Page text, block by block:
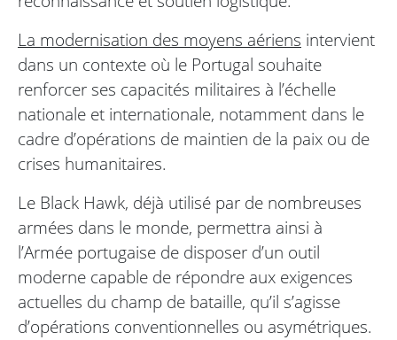
La modernisation des moyens aériens intervient
dans un contexte où le Portugal souhaite
renforcer ses capacités militaires à l’échelle
nationale et internationale, notamment dans le
cadre d’opérations de maintien de la paix ou de
crises humanitaires.
Le Black Hawk, déjà utilisé par de nombreuses
armées dans le monde, permettra ainsi à
l’Armée portugaise de disposer d’un outil
moderne capable de répondre aux exigences
actuelles du champ de bataille, qu’il s’agisse
d’opérations conventionnelles ou asymétriques.